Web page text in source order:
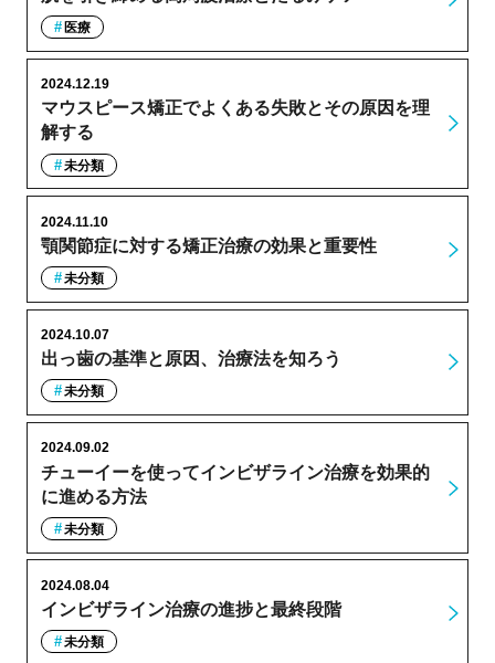
医療
マウスピース矯正でよくある失敗とその原因を理
解する
2024.12.19
未分類
顎関節症に対する矯正治療の効果と重要性
2024.11.10
未分類
出っ歯の基準と原因、治療法を知ろう
2024.10.07
未分類
チューイーを使ってインビザライン治療を効果的
に進める方法
2024.09.02
未分類
インビザライン治療の進捗と最終段階
2024.08.04
未分類